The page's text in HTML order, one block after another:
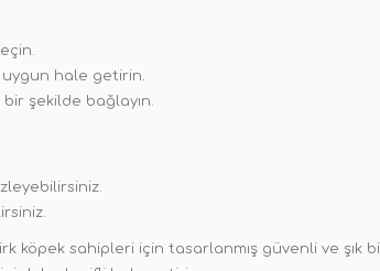
uygun hale getirin.
şekilde bağlayın.
köpek sahipleri için tasarlanmış güvenli ve